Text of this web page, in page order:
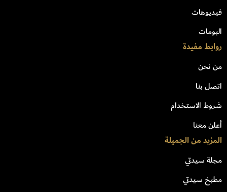
فيديوهات
البومات
روابط مفيدة
من نحن
اتصل بنا
شروط الاستخدام
أعلن معنا
المزيد من الجميلة
مجلة سيدتي
مطبخ سيدتي